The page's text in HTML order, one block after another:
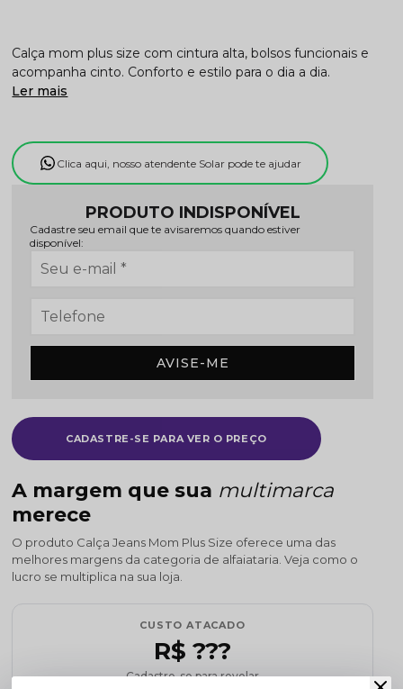
CADASTRE-SE PARA VER O PREÇO
Calça mom plus size com cintura alta, bolsos funcionais e
acompanha cinto. Conforto e estilo para o dia a dia.
Ler mais
Clica aqui, nosso atendente Solar pode te ajudar
PRODUTO INDISPONÍVEL
Cadastre seu email que te avisaremos quando estiver
disponível:
AVISE-ME
A margem que sua multimarca
merece
O produto Calça Jeans Mom Plus Size oferece uma das
melhores margens da categoria de alfaiataria. Veja como o
lucro se multiplica na sua loja.
CUSTO ATACADO
R$ ???
Cadastre-se para revelar